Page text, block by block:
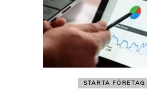
STARTA FÖRETAG